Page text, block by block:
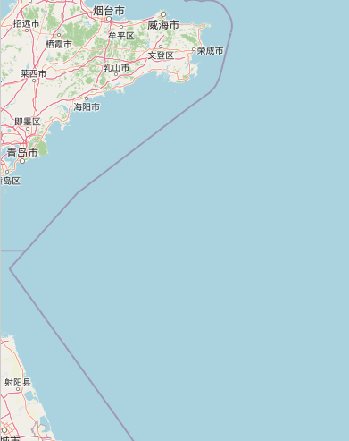
손길침구
Type:bed
미성이불
bed
대진침대
이브자리
Type: bed